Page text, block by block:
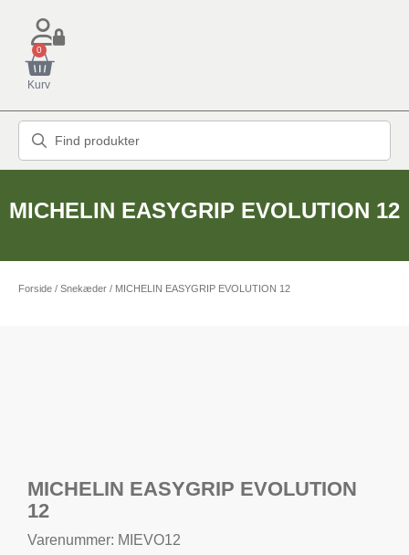
0
Kurv
MICHELIN EASYGRIP EVOLUTION 12
Forside / Snekæder / MICHELIN EASYGRIP EVOLUTION 12
MICHELIN EASYGRIP EVOLUTION
12
Varenummer: MIEVO12